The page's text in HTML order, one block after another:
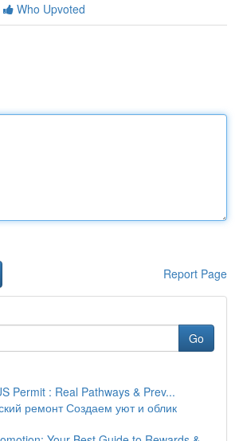
Who Upvoted
Report Page
Go
Permit : Real Pathways & Prev...
ремонт Создаем уют и облик